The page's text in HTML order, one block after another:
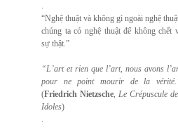
.
“Nghệ thuật và không gì ngoài nghệ
chúng ta có nghệ thuật để không chết
sự thật.”
“L’art et rien que l’art, nous avons
pour ne point mourir de la
(Friedrich Nietzsche, Le Crépuscule
Idoles)
.